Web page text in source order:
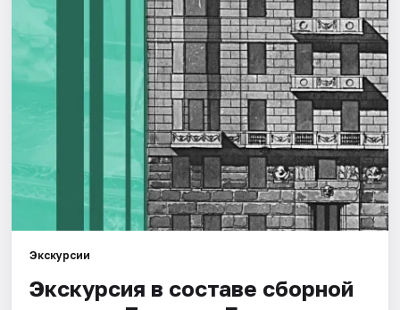
Артисты
Экскурсии
Экскурсия в составе сборной